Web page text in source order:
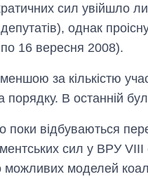
сил увійшло
однак
16 вересня 2008).
за кількістю
порядку. В останній
відбуваються
сил у ВРУ
моделей